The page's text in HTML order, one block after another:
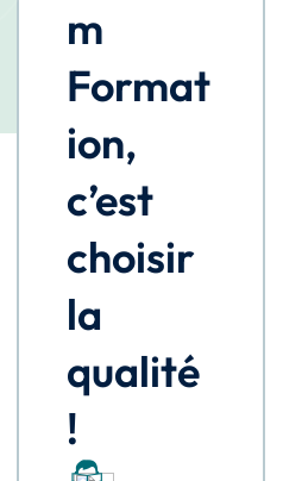
m
Format
ion,
c’est
choisir
la
qualité
!